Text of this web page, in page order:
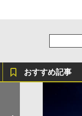
おすすめ記事